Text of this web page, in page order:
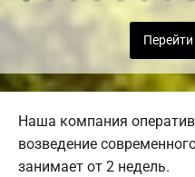
Наша компания
возведение
занимает от 2 недель.